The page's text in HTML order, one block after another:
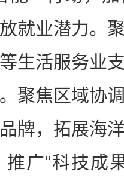
就业潜力。
生活服务业
聚焦区域协
牌，拓展海
广“科技成